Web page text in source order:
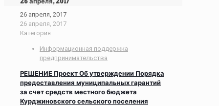
26 апреля, 2017
26 апреля, 2017
Категория
Информационная поддержка
предпринимательства
РЕШЕНИЕ Проект Об утверждении Порядка
предоставления муниципальных гарантий
за счет средств местного бюджета
Курджиновского сельского поселения